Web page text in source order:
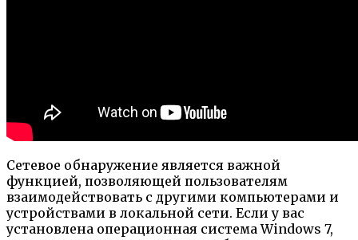
Сетевое обнаружение является важной
функцией, позволяющей пользователям
взаимодействовать с другими компьютерами и
устройствами в локальной сети. Если у вас
установлена операционная система Windows 7,